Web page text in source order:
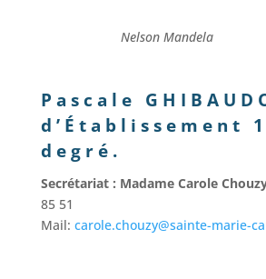
Nelson Mandela
Pascale
d’Établissement
degré.
Secrétariat : Madame Carole
85 51
Mail: carole.chouzy@sainte-marie-